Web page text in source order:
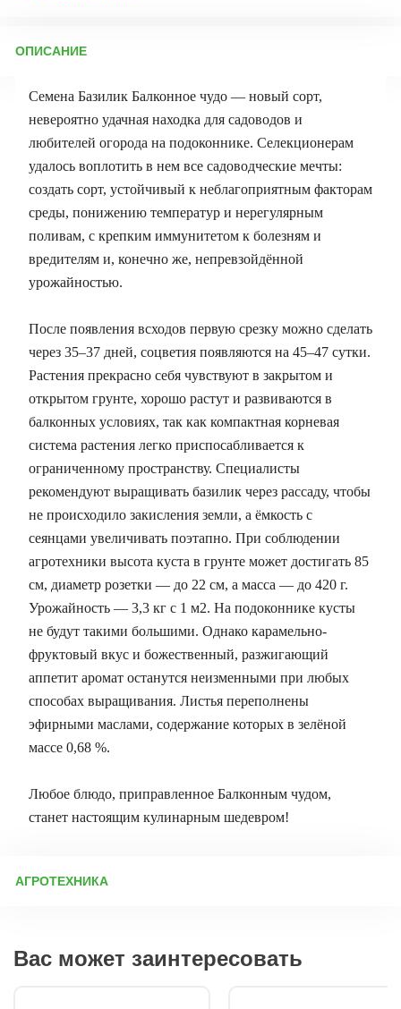
Бренд товара:
Срок отправки:ежедневно
ОПИСАНИЕ
Семена Базилик Балконное чудо — новый сорт,
невероятно удачная находка для садоводов и
любителей огорода на подоконнике. Селекционерам
удалось воплотить в нем все садоводческие мечты:
создать сорт, устойчивый к неблагоприятным факторам
среды, понижению температур и нерегулярным
поливам, с крепким иммунитетом к болезням и
вредителям и, конечно же, непревзойдённой
урожайностью.
После появления всходов первую срезку можно сделать
через 35–37 дней, соцветия появляются на 45–47 сутки.
Растения прекрасно себя чувствуют в закрытом и
открытом грунте, хорошо растут и развиваются в
балконных условиях, так как компактная корневая
система растения легко приспосабливается к
ограниченному пространству. Специалисты
рекомендуют выращивать базилик через рассаду, чтобы
не происходило закисления земли, а ёмкость с
сеянцами увеличивать поэтапно. При соблюдении
агротехники высота куста в грунте может достигать 85
см, диаметр розетки — до 22 см, а масса — до 420 г.
Урожайность — 3,3 кг с 1 м2. На подоконнике кусты
не будут такими большими. Однако карамельно-
фруктовый вкус и божественный, разжигающий
аппетит аромат останутся неизменными при любых
способах выращивания. Листья переполнены
эфирными маслами, содержание которых в зелёной
массе 0,68 %.
Любое блюдо, приправленное Балконным чудом,
станет настоящим кулинарным шедевром!
АГРОТЕХНИКА
своевременного сбора урожая. В большинстве регионов его
выращивают рассадным способом. Посадка базилика
Вас может заинтересовать